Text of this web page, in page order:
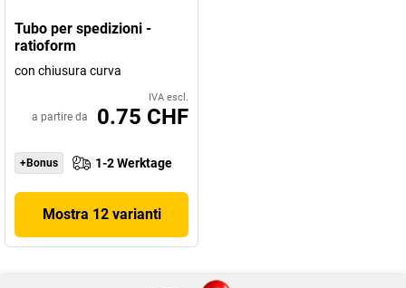
Tubo per spedizioni -
ratioform
con chiusura curva
IVA escl.
a partire da 0.75 CHF
+Bonus 1-2 Werktage
Mostra 12 varianti